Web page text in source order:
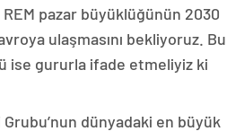
pazar büyüklüğünün 2030
ulaşmasını bekliyoruz. Bu
ise gururla ifade etmeliyiz ki
Grubu’nun dünyadaki en büyük